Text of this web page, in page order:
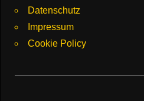
Datenschutz
Impressum
Cookie Policy